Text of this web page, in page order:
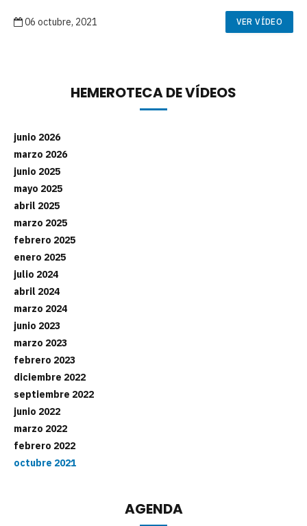
06 octubre, 2021 VER VÍDEO
HEMEROTECA DE VÍDEOS
junio 2026
marzo 2026
junio 2025
mayo 2025
abril 2025
marzo 2025
febrero 2025
enero 2025
julio 2024
abril 2024
marzo 2024
junio 2023
marzo 2023
febrero 2023
diciembre 2022
septiembre 2022
junio 2022
marzo 2022
febrero 2022
octubre 2021
AGENDA